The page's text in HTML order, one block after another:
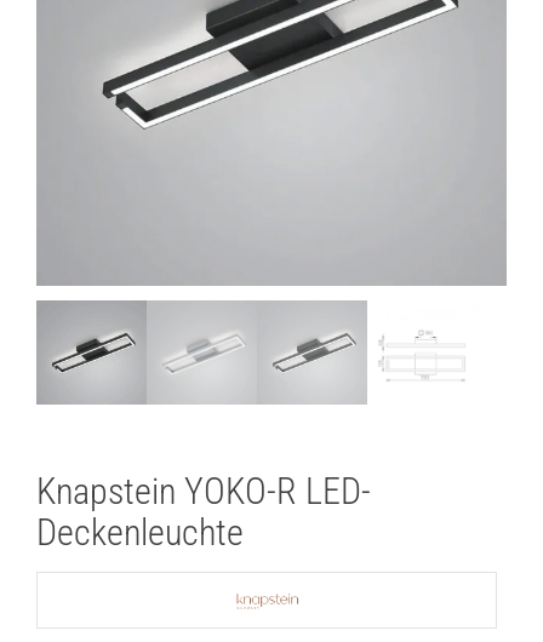
Referenzen
Knapstein YOKO-R LED-
Deckenleuchte